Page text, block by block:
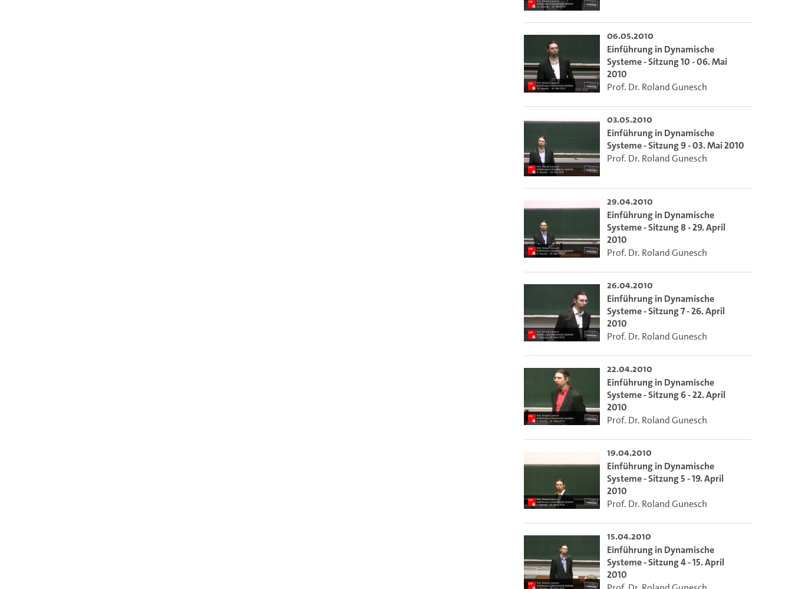
06.05.2010
Einführung in Dynamische
Systeme - Sitzung 10 - 06. Mai
2010
Prof. Dr. Roland Gunesch
03.05.2010
Einführung in Dynamische
Systeme - Sitzung 9 - 03. Mai 2010
Prof. Dr. Roland Gunesch
29.04.2010
Einführung in Dynamische
Systeme - Sitzung 8 - 29. April
2010
Prof. Dr. Roland Gunesch
26.04.2010
Einführung in Dynamische
Systeme - Sitzung 7 - 26. April
2010
Prof. Dr. Roland Gunesch
22.04.2010
Einführung in Dynamische
Systeme - Sitzung 6 - 22. April
2010
Prof. Dr. Roland Gunesch
19.04.2010
Einführung in Dynamische
Systeme - Sitzung 5 - 19. April
2010
Prof. Dr. Roland Gunesch
15.04.2010
Einführung in Dynamische
Systeme - Sitzung 4 - 15. April
2010